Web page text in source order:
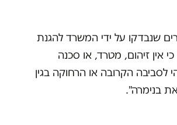
שנבדקו על ידי המשרד להגנת
אין זיהום, מטרד, או סכנה
לסביבה הקרובה או הרחוקה בגין
בנימרה".